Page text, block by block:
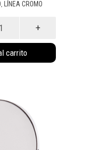
, LÍNEA CROMO
carrito